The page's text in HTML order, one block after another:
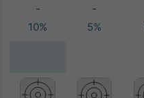
- -
10% 5%